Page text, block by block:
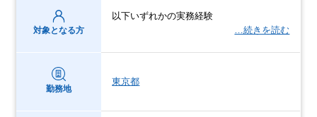
対象となる方
以下いずれかの実務経験
…続きを読む
勤務地
東京都